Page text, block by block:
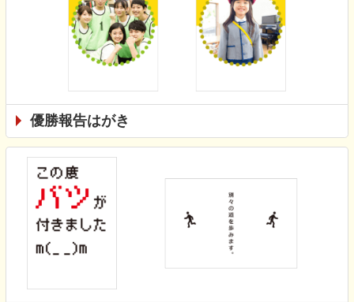
優勝報告はがき